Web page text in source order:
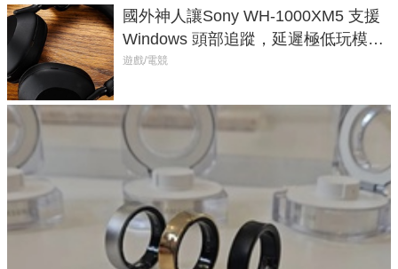
國外神人讓Sony WH-1000XM5 支援
Windows 頭部追蹤，延遲極低玩模擬
飛行超有感
遊戲/電競